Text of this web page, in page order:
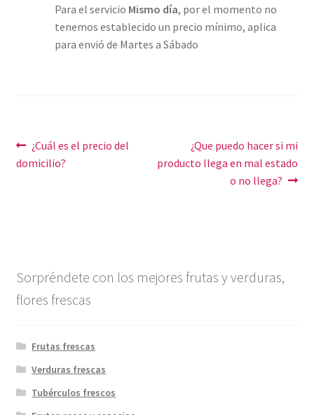
Para el servicio Mismo día, por el momento no
tenemos establecido un precio mínimo, aplica
para envió de Martes a Sábado
Navegación
de
Anterior:
¿Cuál es el precio del
domicilio?
Siguiente:
¿Que puedo hacer si mi
producto llega en mal estado
o no llega?
Sorpréndete con los mejores frutas y verduras,
flores frescas
Frutas frescas
Verduras frescas
Tubérculos frescos